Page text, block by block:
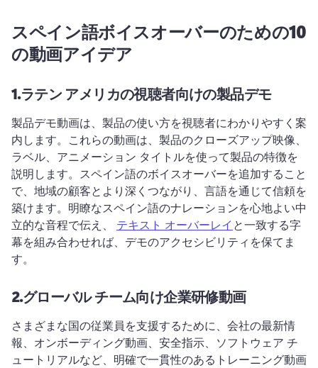
スペイン語ボイスオーバーのための10
の動画アイデア
1.ラテン アメリカの視聴者向けの製品デモ
製品デモ動画は、製品の使い方を視聴者にわかりやすく案
内します。 これらの動画は、製品のクローズアップ映像、
ラベル、アニメーション タイトルを使って製品の特徴を
説明します。 スペイン語のボイスオーバーを追加すること
で、地域の顧客とより深くつながり、言語を通じて信頼を
築けます。 明瞭なスペイン語のナレーションを心地よい中
立的な音程で伝え、 テキスト オーバーレイ と一致する字
幕を組み合わせれば、デモのアクセシビリティを保てま
す。
2.グローバル チーム向け企業研修動画
さまざまな国の従業員を支援するために、会社の最新情
報、オンボーディング動画、安全指示、ソフトウェア チ
ュートリアルなど、明確で一貫性のあるトレーニング動画